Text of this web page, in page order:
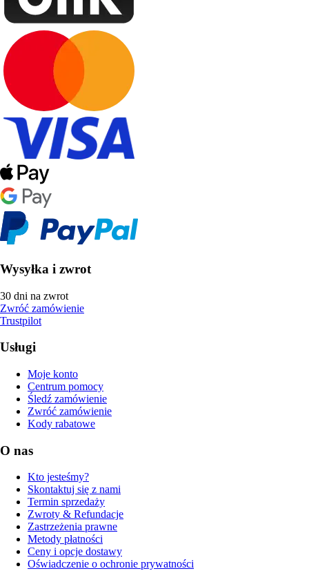
Wysyłka i zwrot
30 dni na zwrot
Zwróć zamówienie
Trustpilot
Usługi
Moje konto
Centrum pomocy
Śledź zamówienie
Zwróć zamówienie
Kody rabatowe
O nas
Kto jesteśmy?
Skontaktuj się z nami
Termin sprzedaży
Zwroty & Refundacje
Zastrzeżenia prawne
Metody płatności
Ceny i opcje dostawy
Oświadczenie o ochronie prywatności